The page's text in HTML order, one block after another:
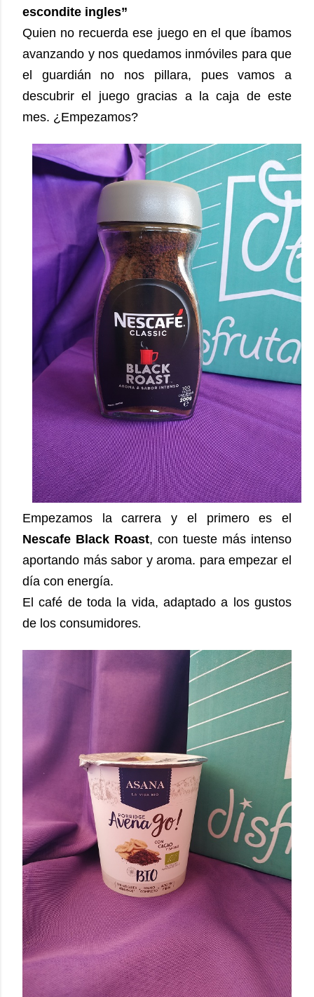
escondite ingles”
Quien no recuerda ese juego en el que íbamos
avanzando y nos quedamos inmóviles para que
el guardián no nos pillara, pues vamos a
descubrir el juego gracias a la caja de este
mes. ¿Empezamos?
Empezamos la carrera y el primero es el
Nescafe Black Roast, con tueste más intenso
aportando más sabor y aroma. para empezar el
día con energía.
El café de toda la vida, adaptado a los gustos
de los consumidores.